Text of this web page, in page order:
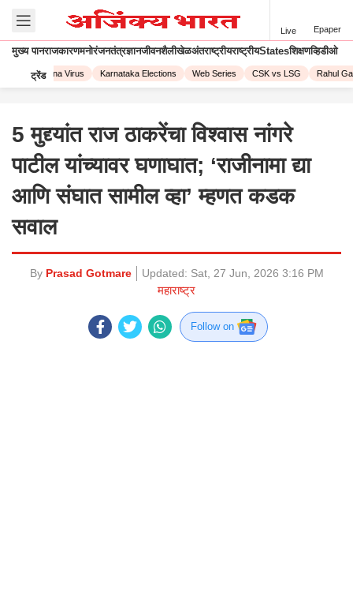
Live Epaper
मुख्य पानराजकारणमनोरंजनतंत्रज्ञानजीवनशैलीखेळअंतराष्ट्रीयराष्ट्रीयStatesशिक्षणव्हिडीओ
ट्रेंड
Corona Virus Karnataka Elections Web Series CSK vs LSG Rahul
5 मुद्द्यांत राज ठाकरेंचा विश्वास नांगरे
पाटील यांच्यावर घणाघात; ‘राजीनामा द्या
आणि संघात सामील व्हा’ म्हणत कडक
सवाल
By Prasad Gotmare Updated: Sat, 27 Jun, 2026 3:16 PM
महाराष्ट्र
Follow on